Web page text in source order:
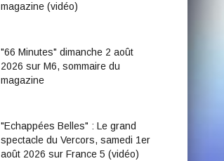
magazine (vidéo)
"66 Minutes" dimanche 2 août
2026 sur M6, sommaire du
magazine
"Echappées Belles" : Le grand
spectacle du Vercors, samedi 1er
août 2026 sur France 5 (vidéo)